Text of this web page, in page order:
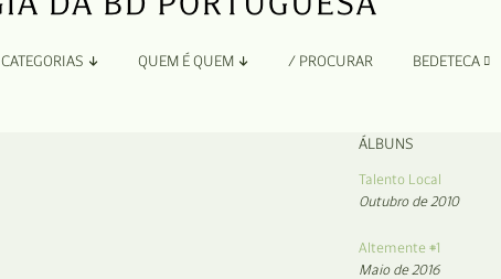
CATEGORIAS QUEM É QUEM / PROCURAR BEDETECA
ÁLBUNS
Talento Local
Outubro de 2010
Altemente #1
Maio de 2016